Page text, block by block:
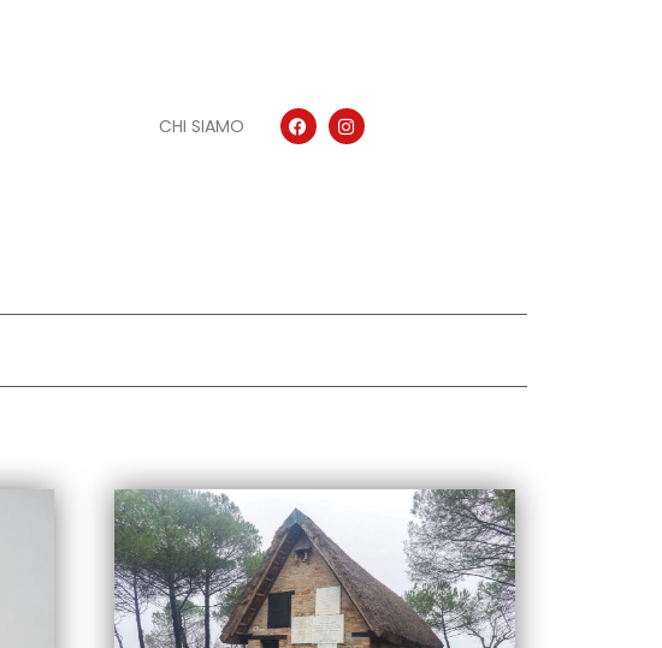
CHI SIAMO